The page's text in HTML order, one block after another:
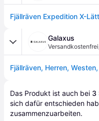
Galaxus
Versandkostenfrei
Das Produkt ist auch bei 3
sich dafür entschieden
zusammenzuarbeiten.